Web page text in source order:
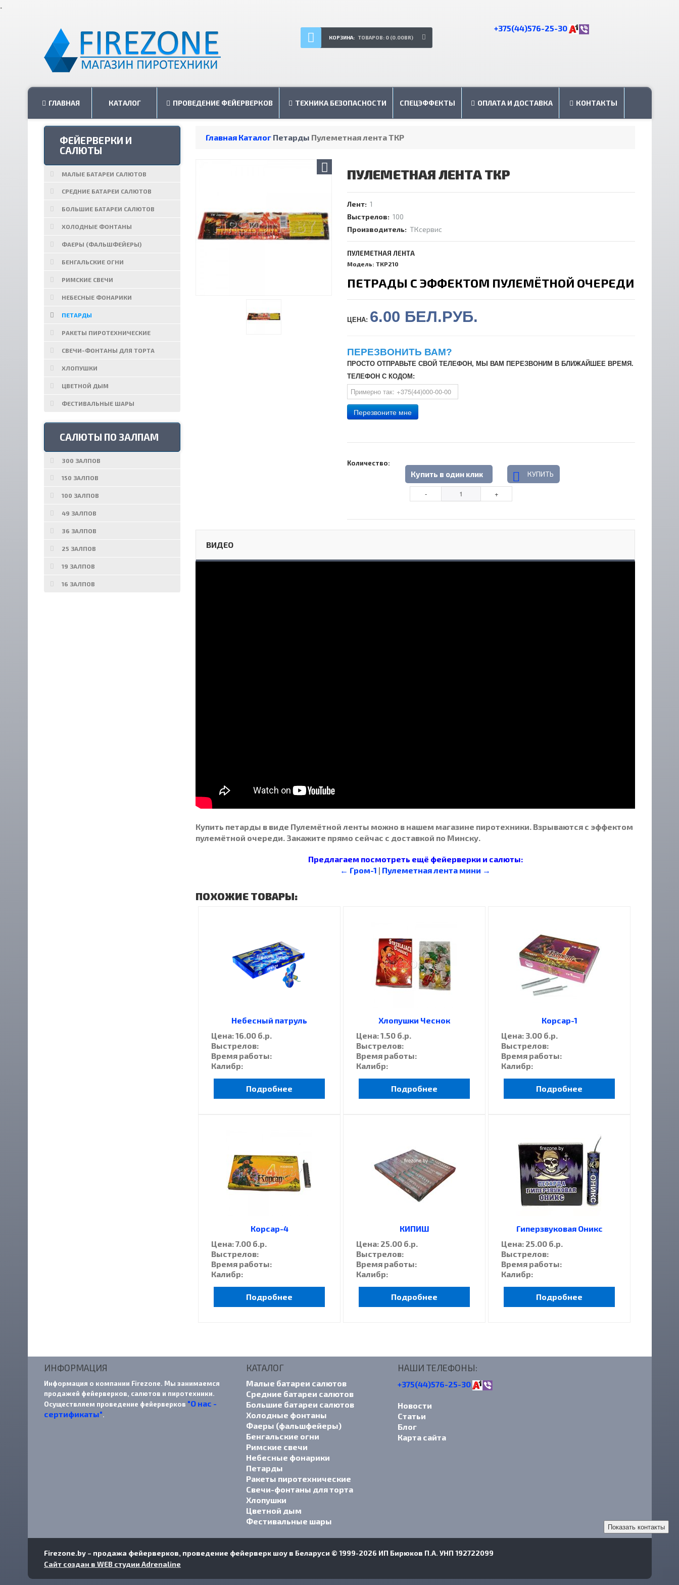
.
+375(44)576-25-30
КОРЗИНА: ТОВАРОВ: 0 (0.00BR)
ГЛАВНАЯ КАТАЛОГ ПРОВЕДЕНИЕ ФЕЙЕРВЕРКОВ ТЕХНИКА БЕЗОПАСНОСТИ СПЕЦЭФФЕКТЫ ОПЛАТА И ДОСТАВКА КОНТАКТЫ
Главная Каталог Петарды Пулеметная лента ТКР
ПУЛЕМЕТНАЯ ЛЕНТА ТКР
Лент: 1
Выстрелов: 100
Производитель: ТКсервис
ПУЛЕМЕТНАЯ ЛЕНТА
Модель: ТКР210
ПЕТРАДЫ С ЭФФЕКТОМ ПУЛЕМЁТНОЙ ОЧЕРЕДИ
ЦЕНА: 6.00 БЕЛ.РУБ.
ПЕРЕЗВОНИТЬ ВАМ?
ПРОСТО ОТПРАВЬТЕ СВОЙ ТЕЛЕФОН, МЫ ВАМ ПЕРЕЗВОНИМ В БЛИЖАЙШЕЕ ВРЕМЯ.
ТЕЛЕФОН С КОДОМ:
Перезвоните мне
Количество:
Купить в один клик КУПИТЬ
ВИДЕО
Купить петарды в виде Пулемётной ленты можно в нашем магазине пиротехники. Взрываются с эффектом
пулемётной очереди. Закажите прямо сейчас с доставкой по Минску.
Предлагаем посмотреть ещё фейерверки и салюты:
← Гром-1 | Пулеметная лента мини →
ПОХОЖИЕ ТОВАРЫ:
Небесный патруль
Цена: 16.00 б.р.
Выстрелов:
Время работы:
Калибр:
Подробнее
Хлопушки Чеснок
Цена: 1.50 б.р.
Выстрелов:
Время работы:
Калибр:
Подробнее
Корсар-1
Цена: 3.00 б.р.
Выстрелов:
Время работы:
Калибр:
Подробнее
Корсар-4
Цена: 7.00 б.р.
Выстрелов:
Время работы:
Калибр:
Подробнее
КИПИШ
Цена: 25.00 б.р.
Выстрелов:
Время работы:
Калибр:
Подробнее
Гиперзвуковая Оникс
Цена: 25.00 б.р.
Выстрелов:
Время работы:
Калибр:
Подробнее
ФЕЙЕРВЕРКИ И
САЛЮТЫ
МАЛЫЕ БАТАРЕИ САЛЮТОВ
СРЕДНИЕ БАТАРЕИ САЛЮТОВ
БОЛЬШИЕ БАТАРЕИ САЛЮТОВ
ХОЛОДНЫЕ ФОНТАНЫ
ФАЕРЫ (ФАЛЬШФЕЙЕРЫ)
БЕНГАЛЬСКИЕ ОГНИ
РИМСКИЕ СВЕЧИ
НЕБЕСНЫЕ ФОНАРИКИ
ПЕТАРДЫ
РАКЕТЫ ПИРОТЕХНИЧЕСКИЕ
СВЕЧИ-ФОНТАНЫ ДЛЯ ТОРТА
ХЛОПУШКИ
ЦВЕТНОЙ ДЫМ
ФЕСТИВАЛЬНЫЕ ШАРЫ
САЛЮТЫ ПО ЗАЛПАМ
300 ЗАЛПОВ
150 ЗАЛПОВ
100 ЗАЛПОВ
49 ЗАЛПОВ
36 ЗАЛПОВ
25 ЗАЛПОВ
19 ЗАЛПОВ
16 ЗАЛПОВ
ИНФОРМАЦИЯ
Информация о компании Firezone. Мы занимаемся
продажей фейерверков, салютов и пиротехники.
Осуществляем проведение фейерверков "О нас -
сертификаты".
КАТАЛОГ
Малые батареи салютов
Средние батареи салютов
Большие батареи салютов
Холодные фонтаны
Фаеры (фальшфейеры)
Бенгальские огни
Римские свечи
Небесные фонарики
Петарды
Ракеты пиротехнические
Свечи-фонтаны для торта
Хлопушки
Цветной дым
Фестивальные шары
НАШИ ТЕЛЕФОНЫ:
+375(44)576-25-30
Новости
Статьи
Блог
Карта сайта
Firezone.by – продажа фейерверков, проведение фейерверк шоу в Беларуси © 1999-2026 ИП Бирюков П.А. УНП 192722099
Сайт создан в WEB студии Adrenaline
Показать контакты